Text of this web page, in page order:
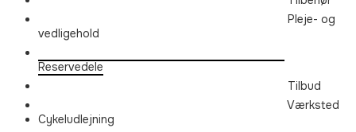
Pleje- og
vedligehold
Reservedele
Tilbud
Værksted
Cykeludlejning